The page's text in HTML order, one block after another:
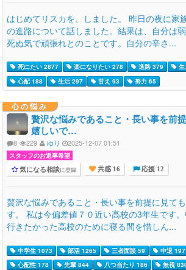
はじめてリスカを、しました。 昨日の夜に家
の進路について話しました。結果は、自分は
死ぬ気で頑張れとのことです。自分の辛さ...
死にたい 2877 楽になりたい 278 進路 379
心配 188
生活 297 甘え 93 努力 65
心の悩み
贅沢な悩みであること・長い事を前
嬉しいで…
8 229 ゆり 2025-12-07 01:51
スタッフのお返事希望
気になる相談に登録 共感 16 応援 12
贅沢な悩みであること・長い事を前提に見て
す。 私は今偏差値７０近い高校の3年生です
行きたかった高校のために寝る間を惜しん...
中学生 1073 部活 1265 三者面談 59 中退 197
心配性 178
先輩 844 八つ当たり 186 無視